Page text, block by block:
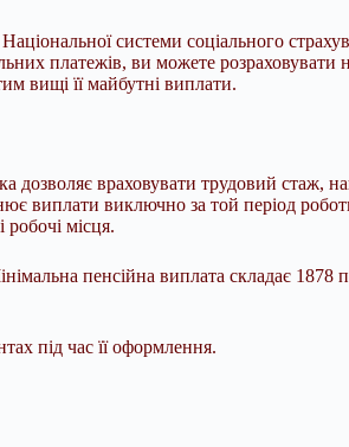
системи соціального
платежів, ви можете
вищі її майбутні виплати.
дозволяє враховувати трудовий стаж,
виплати виключно за той період
робочі місця.
пенсійна виплата складає
під час її оформлення.